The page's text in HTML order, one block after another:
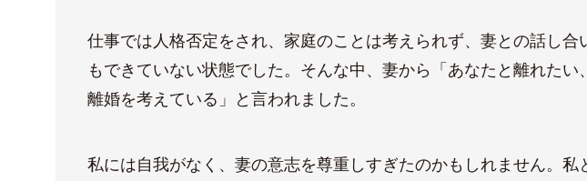
仕事では人格否定をされ、家庭のことは考えられず、妻との話し合
もできていない状態でした。そんな中、妻から「あなたと離れたい、
離婚を考えている」と言われました。
私には自我がなく、妻の意志を尊重しすぎたのかもしれません。私